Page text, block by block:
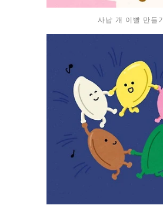
사납 개 이빨 만들기